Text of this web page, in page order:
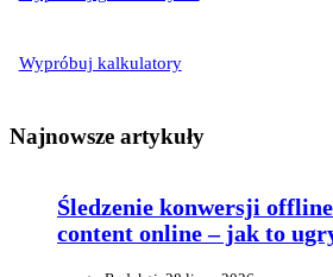
Wypróbuj kalkulatory
Najnowsze artykuły
Śledzenie konwersji
content online – jak to